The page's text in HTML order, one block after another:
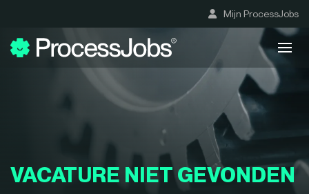
Mijn ProcessJobs
VACATURE NIET GEVONDEN